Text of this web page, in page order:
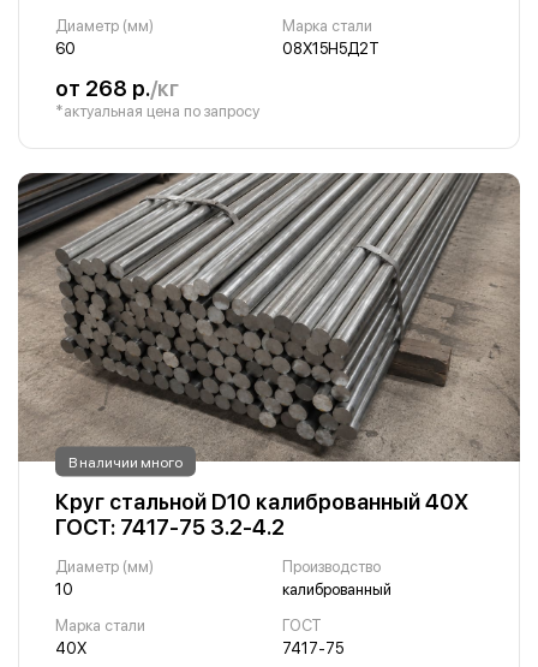
Диаметр (мм)
60
Марка стали
08Х15Н5Д2Т
от 268 р./кг
*актуальная цена по запросу
В наличии много
Круг стальной D10 калиброванный 40Х
ГОСТ: 7417-75 3.2-4.2
Диаметр (мм)
10
Производство
калиброванный
Марка стали
40Х
ГОСТ
7417-75